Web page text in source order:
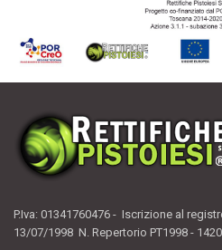
P.Iva: 01341760476 - Iscrizione al
13/07/1998 N. Repertorio PT1998 -